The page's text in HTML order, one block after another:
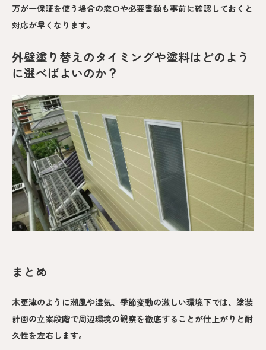
万が一保証を使う場合の窓口や必要書類も事前に確認しておくと
対応が早くなります。
外壁塗り替えのタイミングや塗料はどのよう
に選べばよいのか？
まとめ
木更津のように潮風や湿気、季節変動の激しい環境下では、塗装
計画の立案段階で周辺環境の観察を徹底することが仕上がりと耐
久性を左右します。